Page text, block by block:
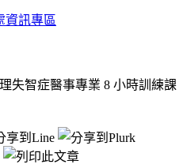
資訊專區
失智症醫事專業 8 小時訓練課